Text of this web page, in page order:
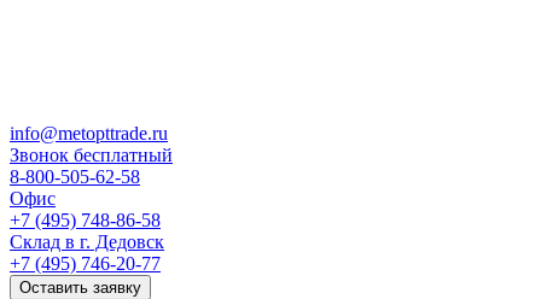
info@metopttrade.ru
Звонок бесплатный
8-800-505-62-58
Офис
+7 (495) 748-86-58
Склад в г. Дедовск
+7 (495) 746-20-77
Оставить заявку